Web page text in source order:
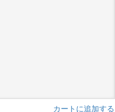
カートに追加する